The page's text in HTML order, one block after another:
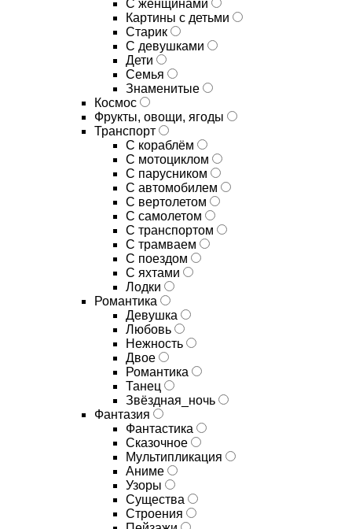
С женщинами
Картины с детьми
Старик
С девушками
Дети
Семья
Знаменитые
Космос
Фрукты, овощи, ягоды
Транспорт
С кораблём
С мотоциклом
С парусником
С автомобилем
С вертолетом
С самолетом
С транспортом
С трамваем
С поездом
С яхтами
Лодки
Романтика
Девушка
Любовь
Нежность
Двое
Романтика
Танец
Звёздная_ночь
Фантазия
Фантастика
Сказочное
Мультипликация
Аниме
Узоры
Существа
Строения